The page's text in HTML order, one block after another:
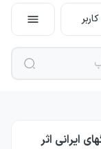
ایرانی اثر